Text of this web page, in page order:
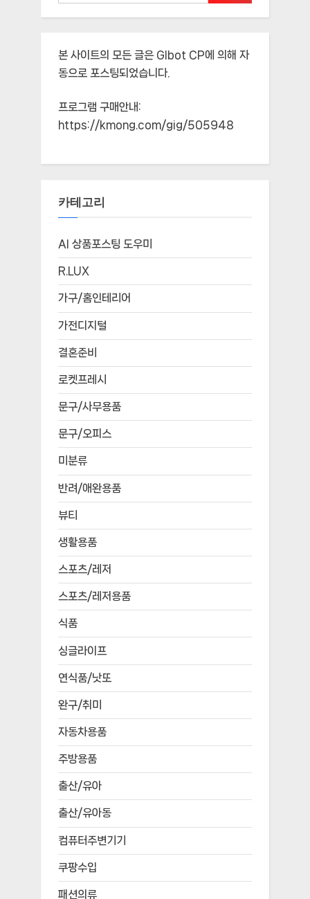
본 사이트의 모든 글은 Glbot CP에 의해 자
동으로 포스팅되었습니다.
프로그램 구매안내:
https://kmong.com/gig/505948
카테고리
AI 상품포스팅 도우미
R.LUX
가구/홈인테리어
가전디지털
결혼준비
로켓프레시
문구/사무용품
문구/오피스
미분류
반려/애완용품
뷰티
생활용품
스포츠/레저
스포츠/레저용품
식품
싱글라이프
연식품/낫또
완구/취미
자동차용품
주방용품
출산/유아
출산/유아동
컴퓨터주변기기
쿠팡수입
패션의류